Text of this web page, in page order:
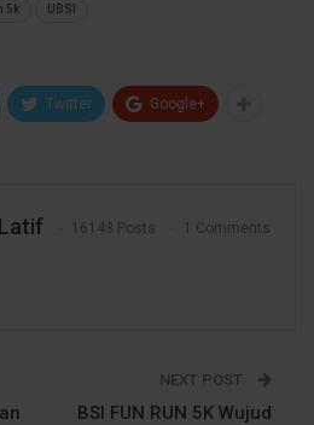
5k UBSI
Twitter Google+
16143 Posts 1 Comments
NEXT POST
BSI FUN RUN 5K Wujud